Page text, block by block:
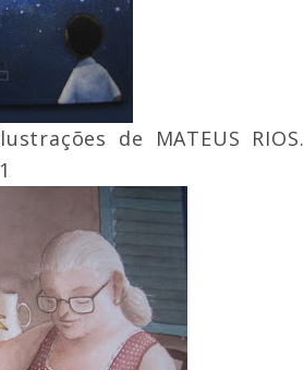
de MATEUS RIOS.